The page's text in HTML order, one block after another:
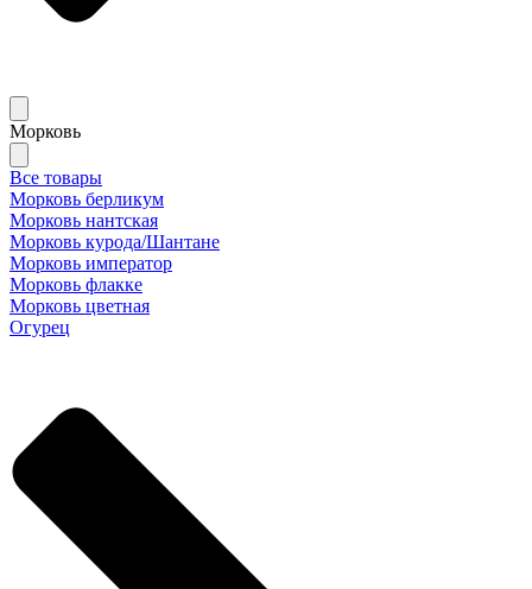
Морковь
Все товары
Морковь берликум
Морковь нантская
Морковь курода/Шантане
Морковь император
Морковь флакке
Морковь цветная
Огурец